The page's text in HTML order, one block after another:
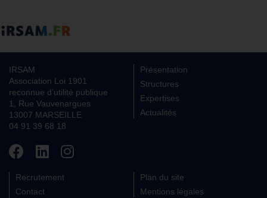
IRSAM
Association Loi 1901
reconnue d’utilité publique
1, Rue Vauvenargues
13007 MARSEILLE
04 91 39 68 18
Présentation
Structures
Expertises
Actualités
Recrutement
Contact
Plan du site
Mentions légales